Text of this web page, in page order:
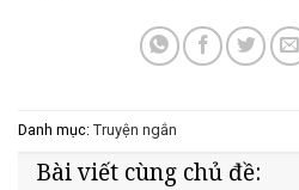
Danh mục: Truyện ngắn
Bài viết cùng chủ đề: